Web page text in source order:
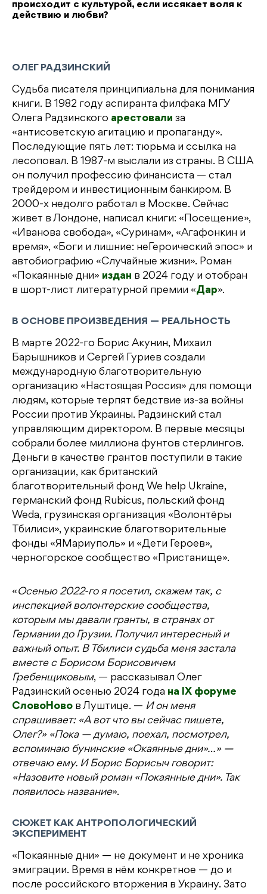
происходит с культурой, если иссякает воля к
действию и любви?
ОЛЕГ РАДЗИНСКИЙ
Судьба писателя принципиальна для понимания
книги. В 1982 году аспиранта филфака МГУ
Олега Радзинского арестовали за
«антисоветскую агитацию и пропаганду».
Последующие пять лет: тюрьма и ссылка на
лесоповал. В 1987-м выслали из страны. В США
он получил профессию финансиста — стал
трейдером и инвестиционным банкиром. В
2000-х недолго работал в Москве. Сейчас
живет в Лондоне, написал книги: «Посещение»,
«Иванова свобода», «Суринам», «Агафонкин и
время», «Боги и лишние: неГероический эпос» и
автобиографию «Случайные жизни». Роман
«Покаянные дни» издан в 2024 году и отобран
в шорт-лист литературной премии «Дар».
В ОСНОВЕ ПРОИЗВЕДЕНИЯ — РЕАЛЬНОСТЬ
В марте 2022-го Борис Акунин, Михаил
Барышников и Сергей Гуриев создали
международную благотворительную
организацию «Настоящая Россия» для помощи
людям, которые терпят бедствие из-за войны
России против Украины. Радзинский стал
управляющим директором. В первые месяцы
собрали более миллиона фунтов стерлингов.
Деньги в качестве грантов поступили в такие
организации, как британский
благотворительный фонд We help Ukraine,
германский фонд Rubicus, польский фонд
Weda, грузинская организация «Волонтёры
Тбилиси», украинские благотворительные
фонды «ЯМариуполь» и «Дети Героев»,
черногорское сообщество «Пристанище».
«Осенью 2022-го я посетил, скажем так, с
инспекцией волонтерские сообщества,
которым мы давали гранты, в странах от
Германии до Грузии. Получил интересный и
важный опыт. В Тбилиси судьба меня застала
вместе с Борисом Борисовичем
Гребенщиковым, — рассказывал Олег
Радзинский осенью 2024 года на IX форуме
СловоНово в Луштице. — И он меня
спрашивает: «А вот что вы сейчас пишете,
Олег?» «Пока — думаю, поехал, посмотрел,
вспоминаю бунинские «Окаянные дни»…» —
отвечаю ему. И Борис Борисыч говорит:
«Назовите новый роман «Покаянные дни». Так
появилось название».
СЮЖЕТ КАК АНТРОПОЛОГИЧЕСКИЙ
ЭКСПЕРИМЕНТ
«Покаянные дни» — не документ и не хроника
эмиграции. Время в нём конкретное — до и
после российского вторжения в Украину. Зато